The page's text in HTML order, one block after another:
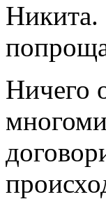
Никита.
Ничего